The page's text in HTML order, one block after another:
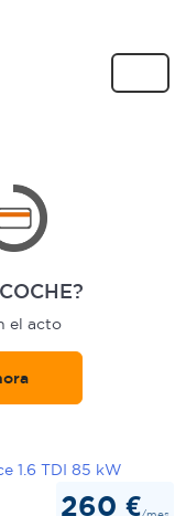
el acto
260 €